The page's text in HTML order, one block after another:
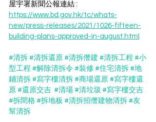
屋宇署新聞公報連結 :
https://www.bd.gov.hk/tc/whats-
new/press-releases/2021/1026-fifteen-
building-plans-approved-in-august.html
#清拆 #清拆還原 #清拆僭建 #清拆工程 #小
型工程 #解除清拆令 #裝修 #住宅清拆 #地
鋪清拆 #寫字樓清拆 #商場還原 #寫字樓還
原 #還原交吉 #清場 #清垃圾 #寫字樓交吉
#拆間格 #拆地板 #清拆招僭建物清拆 #友
幫清拆